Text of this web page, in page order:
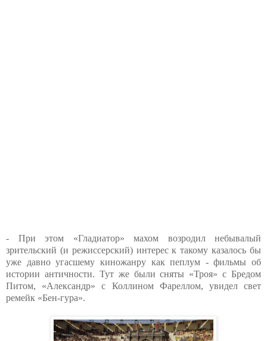
- При этом «Гладиатор» махом возродил небывалый
зрительский (и режиссерский) интерес к такому казалось бы
уже давно угасшему киножанру как пеплум - фильмы об
истории античности. Тут же были сняты «Троя» с Бредом
Питом, «Александр» с Коллином Фареллом, увидел свет
ремейк «Бен-гура».